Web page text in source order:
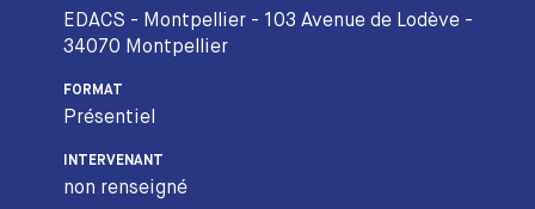
EDACS - Montpellier - 103 Avenue de Lodève -
34070 Montpellier
FORMAT
Présentiel
INTERVENANT
non renseigné